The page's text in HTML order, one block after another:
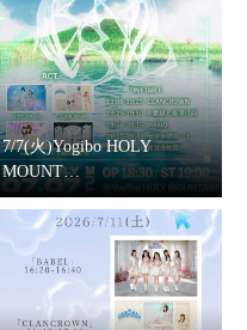
7/7(火)Yogibo HOLY
MOUNT…